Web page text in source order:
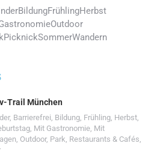
BildungFrühlingHerbst
Outdoor
PicknickSommerWandern
Trail München
, Barrierefrei, Bildung, Frühling, Herbst,
, Mit Gastronomie, Mit
, Outdoor, Park, Restaurants & Cafés,